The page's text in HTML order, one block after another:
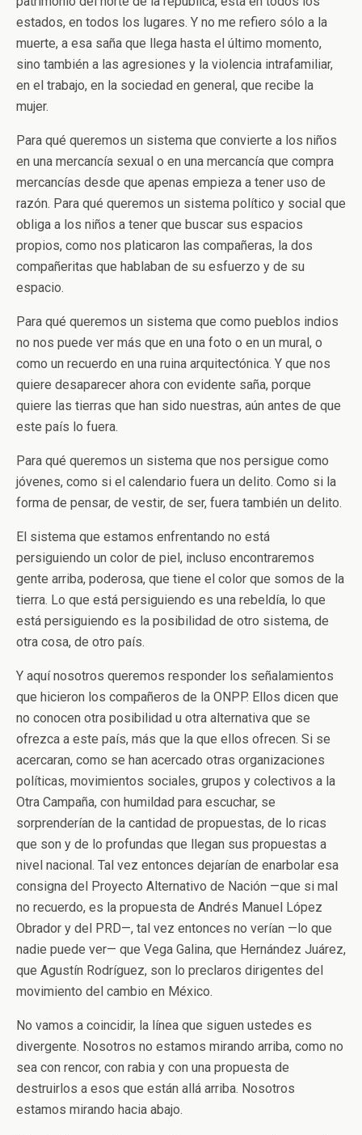
estados, en todos los lugares. Y no me refiero sólo a la
muerte, a esa saña que llega hasta el último momento,
sino también a las agresiones y la violencia intrafamiliar,
en el trabajo, en la sociedad en general, que recibe la
mujer.
Para qué queremos un sistema que convierte a los niños
en una mercancía sexual o en una mercancía que compra
mercancías desde que apenas empieza a tener uso de
razón. Para qué queremos un sistema político y social que
obliga a los niños a tener que buscar sus espacios
propios, como nos platicaron las compañeras, la dos
compañeritas que hablaban de su esfuerzo y de su
espacio.
Para qué queremos un sistema que como pueblos indios
no nos puede ver más que en una foto o en un mural, o
como un recuerdo en una ruina arquitectónica. Y que nos
quiere desaparecer ahora con evidente saña, porque
quiere las tierras que han sido nuestras, aún antes de que
este país lo fuera.
Para qué queremos un sistema que nos persigue como
jóvenes, como si el calendario fuera un delito. Como si la
forma de pensar, de vestir, de ser, fuera también un delito.
El sistema que estamos enfrentando no está
persiguiendo un color de piel, incluso encontraremos
gente arriba, poderosa, que tiene el color que somos de la
tierra. Lo que está persiguiendo es una rebeldía, lo que
está persiguiendo es la posibilidad de otro sistema, de
otra cosa, de otro país.
Y aquí nosotros queremos responder los señalamientos
que hicieron los compañeros de la ONPP. Ellos dicen que
no conocen otra posibilidad u otra alternativa que se
ofrezca a este país, más que la que ellos ofrecen. Si se
acercaran, como se han acercado otras organizaciones
políticas, movimientos sociales, grupos y colectivos a la
Otra Campaña, con humildad para escuchar, se
sorprenderían de la cantidad de propuestas, de lo ricas
que son y de lo profundas que llegan sus propuestas a
nivel nacional. Tal vez entonces dejarían de enarbolar esa
consigna del Proyecto Alternativo de Nación —que si mal
no recuerdo, es la propuesta de Andrés Manuel López
Obrador y del PRD—, tal vez entonces no verían —lo que
nadie puede ver— que Vega Galina, que Hernández Juárez,
que Agustín Rodríguez, son lo preclaros dirigentes del
movimiento del cambio en México.
No vamos a coincidir, la línea que siguen ustedes es
divergente. Nosotros no estamos mirando arriba, como no
sea con rencor, con rabia y con una propuesta de
destruirlos a esos que están allá arriba. Nosotros
estamos mirando hacia abajo.